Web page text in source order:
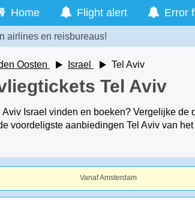
Home Flight alert Error
airlines en reisbureaus!
Oosten Israel Tel Aviv
Tel Aviv
Israel vinden en boeken? Vergelijke
voordeligste aanbiedingen Tel Aviv van het
Vanaf Amsterdam